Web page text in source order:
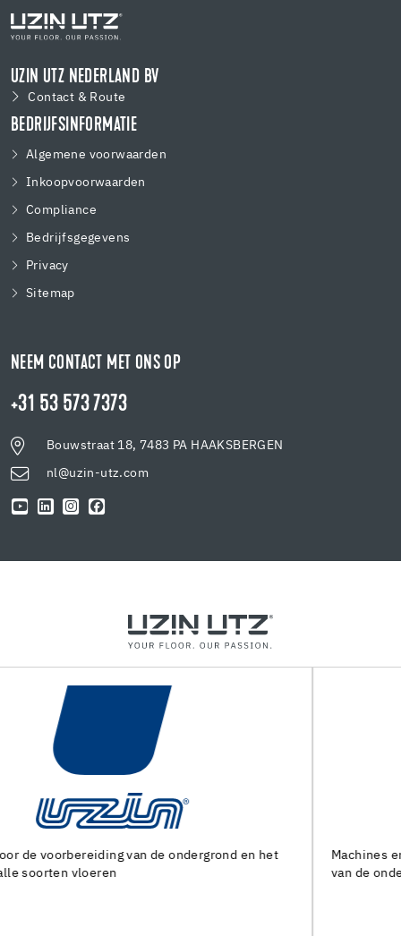
UZIN UTZ NEDERLAND BV
Contact & Route
BEDRIJFSINFORMATIE
Algemene voorwaarden
Inkoopvoorwaarden
Compliance
Bedrijfsgegevens
Privacy
Sitemap
NEEM CONTACT MET ONS OP
+31 53 573 7373
Bouwstraat 18, 7483 PA HAAKSBERGEN
nl@uzin-utz.com
Machines en speciaal gereedschap voor de voorbereiding
van de ondergrond en het leggen van alle soorten